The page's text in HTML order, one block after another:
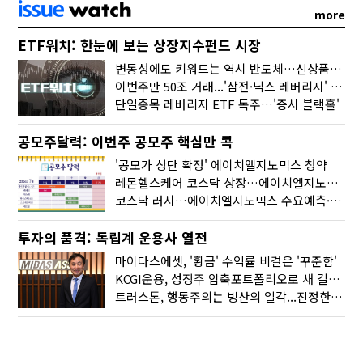
more
ETF워치: 한눈에 보는 상장지수펀드 시장
변동성에도 키워드는 역시 반도체…신상품은 우주·방산
이번주만 50조 거래...'삼전·닉스 레버리지' 수익률은 -30%
단일종목 레버리지 ETF 독주…'증시 블랙홀'
공모주달력: 이번주 공모주 핵심만 콕
'공모가 상단 확정' 에이치엘지노믹스 청약
레몬헬스케어 코스닥 상장…에이치엘지노믹스 수요예측
코스닥 러시…에이치엘지노믹스 수요예측·레메디 청약
투자의 품격: 독립계 운용사 열전
마이다스에셋, '황금' 수익률 비결은 '꾸준함'
KCGI운용, 성장주 압축포트폴리오로 새 길을 그리다
트러스톤, 행동주의는 빙산의 일각...진정한 힘은 '주식형 강자'